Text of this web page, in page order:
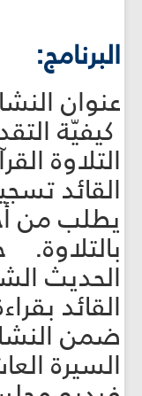
البرنامج:
عنوان
كيفيّة
القائد
يطلب من
القائد
ضمن